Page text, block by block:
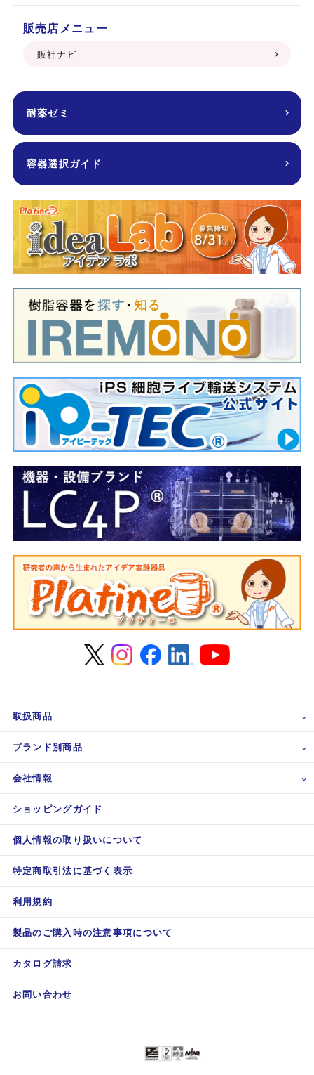
販売店メニュー
販社ナビ
耐薬ゼミ
容器選択ガイド
取扱商品
ブランド別商品
会社情報
ショッピングガイド
個人情報の取り扱いについて
特定商取引法に基づく表示
利用規約
製品のご購入時の注意事項について
カタログ請求
お問い合わせ